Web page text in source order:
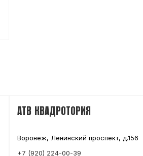
АТВ КВАДРОТОРИЯ
Воронеж, Ленинский проспект, д.156
+7 (920) 224-00-39